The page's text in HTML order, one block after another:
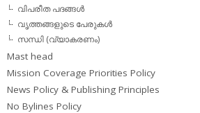
വിപരീത പദങ്ങള്‍
വൃത്തങ്ങളുടെ പേരുകള്‍
സന്ധി (വ്യാകരണം)
Mast head
Mission Coverage Priorities Policy
News Policy & Publishing Principles
No Bylines Policy